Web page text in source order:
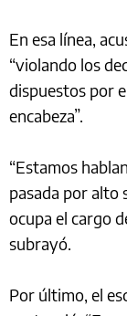
En esa línea,
“violando los
dispuestos por
encabeza”.
“Estamos
pasada por alto
ocupa el cargo
subrayó.
Por último, el